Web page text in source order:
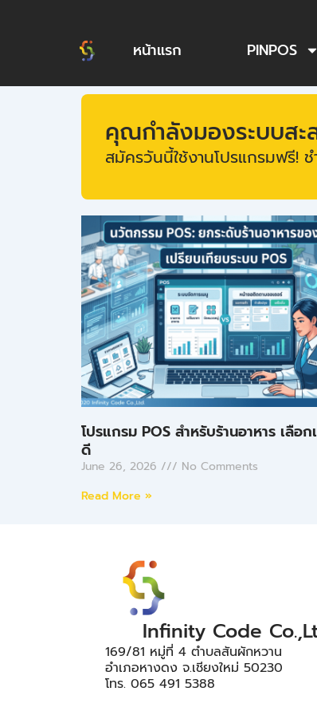
หน้าแรก PINPOS
คุณกำลังมองระบบสะ
สมัครวันนี้ใช้งานโปรแกรมฟรี! ช
โปรแกรม POS สำหรับร้านอาหาร เลือ
ดี
June 26, 2026
No Comments
Read More »
Infinity Code
169/81 หมู่ที่ 4 ตำบลสันผักหวาน
อำเภอหางดง จ.เชียงใหม่ 50230
โทร. 065 491 5388